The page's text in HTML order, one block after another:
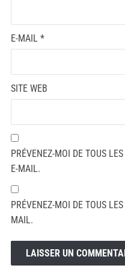
E-MAIL *
SITE WEB
PRÉVENEZ-MOI DE TOUS
E-MAIL.
PRÉVENEZ-MOI DE TOUS
MAIL.